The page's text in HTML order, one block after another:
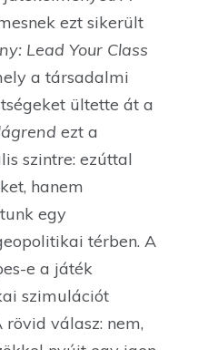
ezt sikerült
Lead Your Class
a társadalmi
ültette át a
ezt a
szintre: ezúttal
hanem
egy
térben. A
e a játék
szimulációt
válasz: nem,